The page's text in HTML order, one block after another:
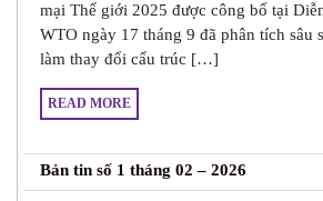
mại Thế giới 2025 được công bố tại
WTO ngày 17 tháng 9 đã phân tích sâu
làm thay đổi cấu trúc […]
READ MORE
Bản tin số 1 tháng 02 – 2026